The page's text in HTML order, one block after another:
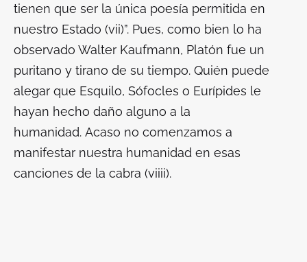
tienen que ser la única poesía permitida en
nuestro Estado (vii)”. Pues, como bien lo ha
observado Walter Kaufmann, Platón fue un
puritano y tirano de su tiempo. Quién puede
alegar que Esquilo, Sófocles o Eurípides le
hayan hecho daño alguno a la
humanidad. Acaso no comenzamos a
manifestar nuestra humanidad en esas
canciones de la cabra (viiii).